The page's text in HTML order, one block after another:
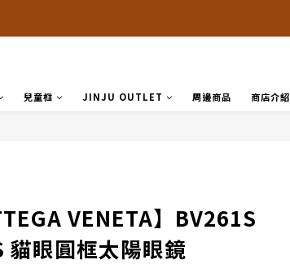
兒童框 JINJU OUTLET 周邊商品 商店介紹
VENETA】BV261S
貓眼圓框太陽眼鏡